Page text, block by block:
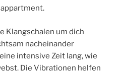
Klangschalen um dich
nacheinander
intensive Zeit lang, wie
Die Vibrationen helfen